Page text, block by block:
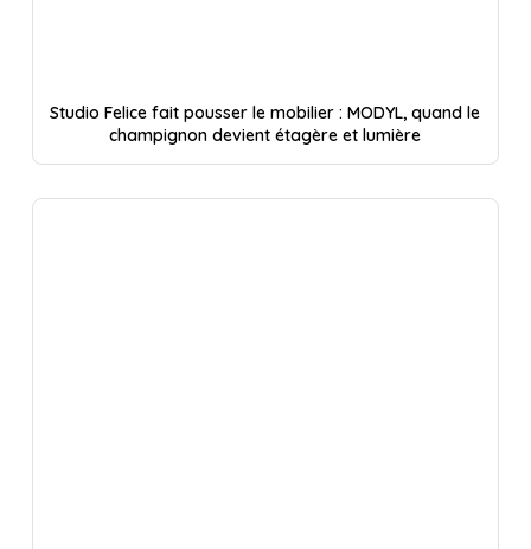
Studio Felice fait pousser le mobilier : MODYL, quand le
champignon devient étagère et lumière